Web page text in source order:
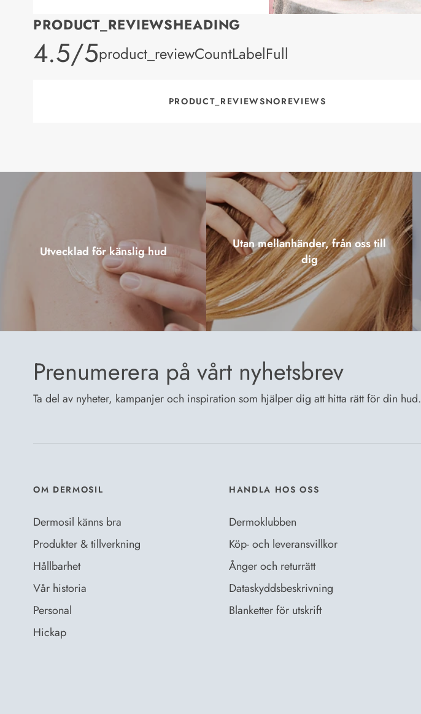
PRODUCT_REVIEWSHEADING
product_rating
4.5/5product_reviewCountLabelFull
PRODUCT_REVIEWSNOREVIEWS
Utvecklad för känslig hud
Utan mellanhänder, från oss till
dig
Prenumerera på vårt nyhetsbrev
Ta del av nyheter, kampanjer och inspiration som hjälper dig att hitta rätt för din hud.
OM DERMOSIL
Dermosil känns bra
Produkter & tillverkning
Hållbarhet
Vår historia
Personal
Hickap
HANDLA HOS OSS
Dermoklubben
Köp- och leveransvillkor
Ånger och returrätt
Dataskyddsbeskrivning
Blanketter för utskrift